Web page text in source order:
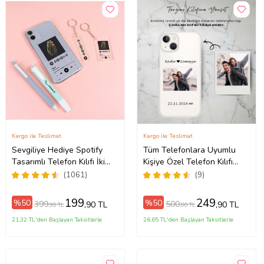
Sevgiliye Hediye Spotify
Tasarımlı Telefon Kılıfı İki
Anahtarlık Hediyeli
(1061)
Kargo ile Teslimat
%50 399,90 TL 199,90 TL
21,32 TL'den Başlayan Taksitlerle
Tüm Telefonlara Uyumlu
Kişiye Özel Telefon Kılıfı
Tüm Modeller Açıklamada
(9)
Kargo ile Teslimat
%50 500,00 TL 249,90 TL
26,65 TL'den Başlayan Taksitlerle